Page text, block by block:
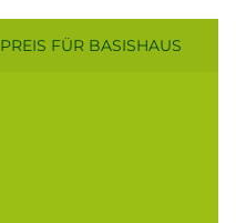
PREIS FÜR BASISHAUS